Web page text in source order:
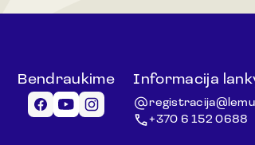
ir 18.00
14.00, 14.30 (EN.k),
14.00, 14.30, 16.00
12.30, 13.00, 13.30,
Bendraukime Informacija
+370 6 152 0688